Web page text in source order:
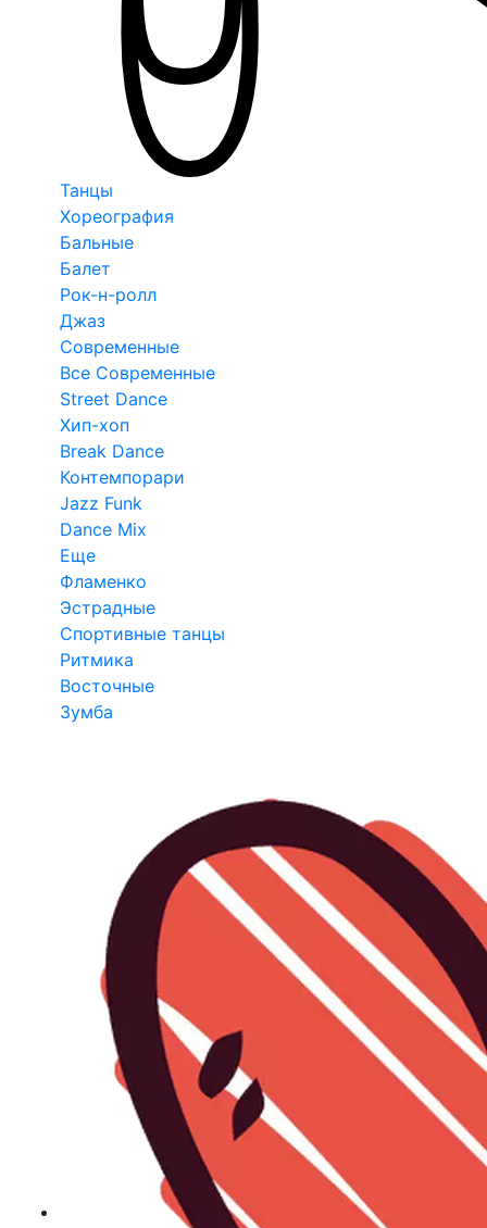
Танцы
Хореография
Бальные
Балет
Рок-н-ролл
Джаз
Современные
Все Современные
Street Dance
Хип-хоп
Break Dance
Контемпорари
Jazz Funk
Dance Mix
Еще
Фламенко
Эстрадные
Спортивные танцы
Ритмика
Восточные
Зумба